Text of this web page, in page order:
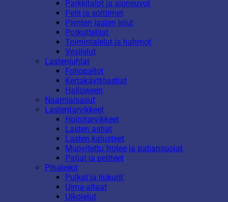
Parkkitalot ja ajoneuvot
Pelit ja soittimet
Pienten lasten lelut
Potkuttelijat
Toimintalelut ja hahmot
Vesilelut
Lastenjuhlat
Foliopallot
Kertakäyttöastiat
Halloween
Naamiaisasut
Lastentarvikkeet
Hoitotarvikkeet
Lasten astiat
Lasten kalusteet
Muovitettu frotee ja patjansuojat
Patjat ja peitteet
Pihaleikit
Pulkat ja liukurit
Uima-altaat
Ulkolelut